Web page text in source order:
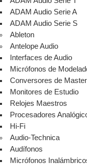
ADAM Audio Serie A
ADAM Audio Serie S
Ableton
Antelope Audio
Interfaces de Audio
Micrófonos de
Conversores de
Monitores de Estudio
Relojes Maestros
Procesadores
Hi-Fi
Audio-Technica
Audífonos
Micrófonos